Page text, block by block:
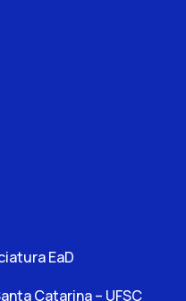
EaD
Catarina – UFSC